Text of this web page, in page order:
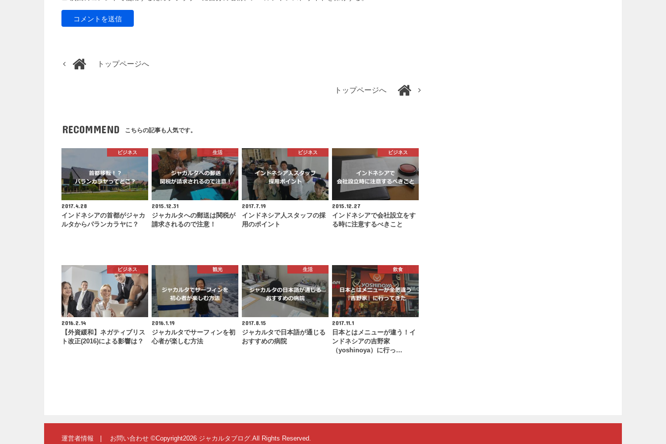
トップページへ
トップページへ
RECOMMEND こちらの記事も人気です。
ビジネス
2017.4.28
インドネシアの首都がジャカ
ルタからパランカラヤに？
生活
2015.12.31
ジャカルタへの郵送は関税が
請求されるので注意！
ビジネス
2017.7.19
インドネシア人スタッフの採
用のポイント
ビジネス
2015.12.27
インドネシアで会社設立をす
る時に注意するべきこと
ビジネス
2016.2.14
【外資緩和】ネガティブリス
ト改正(2016)による影響は？
観光
2016.1.19
ジャカルタでサーフィンを初
心者が楽しむ方法
生活
2017.8.15
ジャカルタで日本語が通じる
おすすめの病院
飲食
2017.11.1
日本とはメニューが違う！イ
ンドネシアの吉野家
（yoshinoya）に行っ…
運営者情報 お問い合わせ ©Copyright2026 ジャカルタブログ.All Rights Reserved.